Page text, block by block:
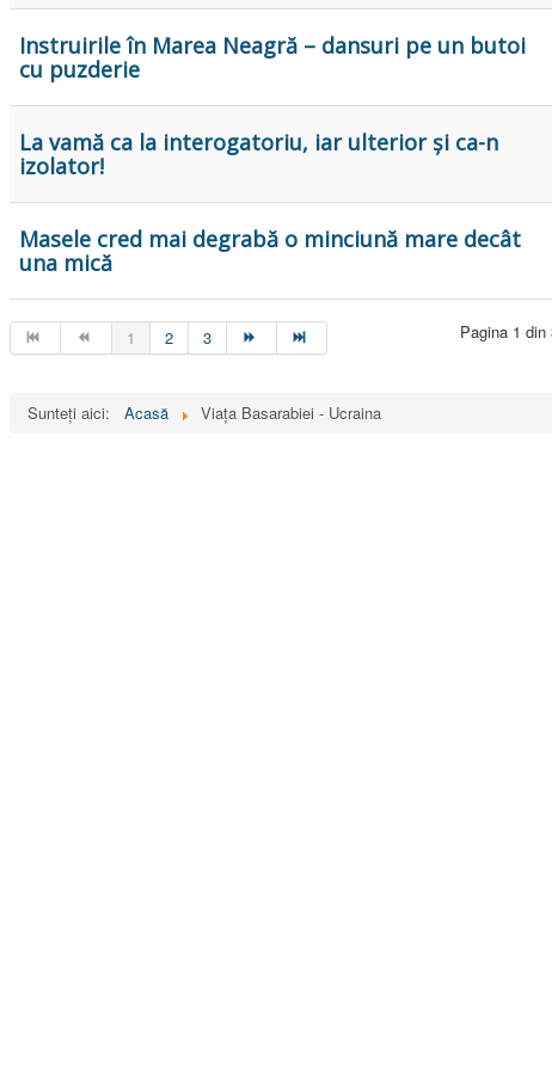
Instruirile în Marea Neagră – dansuri pe un butoi
cu puzderie
La vamă ca la interogatoriu, iar ulterior și ca-n
izolator!
Masele cred mai degrabă o minciună mare decât
una mică
Pagina 1 din
1 2 3
Sunteți aici: Acasă Viața Basarabiei - Ucraina